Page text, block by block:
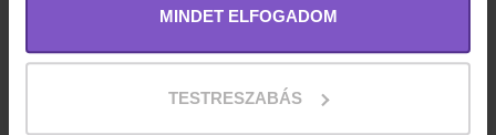
MINDET ELFOGADOM
TESTRESZABÁSSchleich 42486